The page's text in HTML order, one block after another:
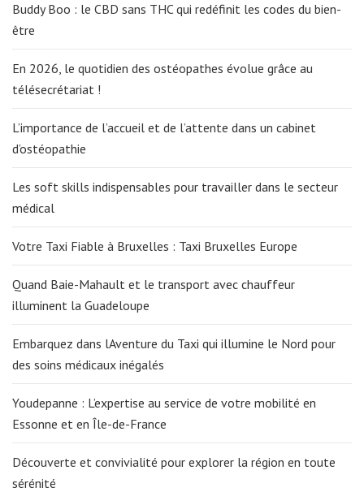
Buddy Boo : le CBD sans THC qui redéfinit les codes du bien-
être
En 2026, le quotidien des ostéopathes évolue grâce au
télésecrétariat !
L’importance de l’accueil et de l’attente dans un cabinet
d’ostéopathie
Les soft skills indispensables pour travailler dans le secteur
médical
Votre Taxi Fiable à Bruxelles : Taxi Bruxelles Europe
Quand Baie-Mahault et le transport avec chauffeur
illuminent la Guadeloupe
Embarquez dans lAventure du Taxi qui illumine le Nord pour
des soins médicaux inégalés
Youdepanne : L’expertise au service de votre mobilité en
Essonne et en Île-de-France
Découverte et convivialité pour explorer la région en toute
sérénité